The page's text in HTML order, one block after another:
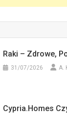
Raki – Zdrowe,
31/07/2026 A.
Cypria.homes